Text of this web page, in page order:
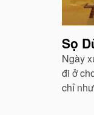
Sọ
Ngày
đi ở
chỉ